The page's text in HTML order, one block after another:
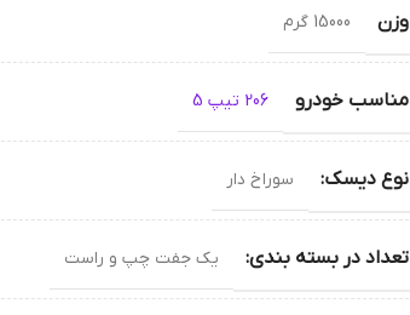
وزن 15000 گرم
مناسب خودرو 206 تیپ 5
نوع دیسک: سوراخ دار
تعداد در بسته بندی: یک جفت چپ و راست